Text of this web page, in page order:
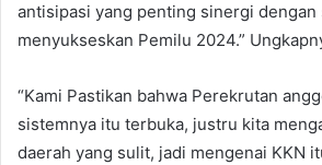
antisipasi yang penting sinergi dengan
menyukseskan Pemilu 2024.”
“Kami Pastikan bahwa Perekrutan
sistemnya itu terbuka, justru kita
daerah yang sulit, jadi mengenai KKN